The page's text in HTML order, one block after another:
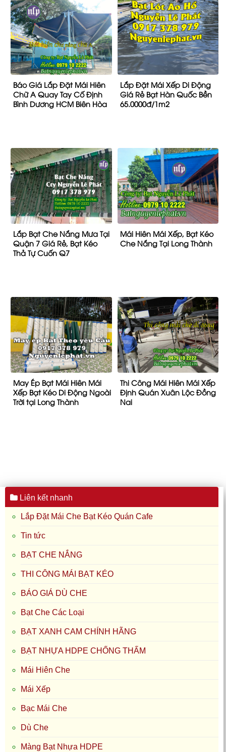
Báo Giá Lắp Đặt Mái Hiên
Chữ A Quay Tay Cố Định
Bình Dương HCM Biên Hòa
Lắp Đặt Mái Xếp Di Động
Giá Rẻ Bạt Hàn Quốc Bền
65.0000đ/1m2
Lắp Bạt Che Nắng Mưa Tại
Quận 7 Giá Rẻ, Bạt Kéo
Thả Tự Cuốn Q7
Mái Hiên Mái Xếp, Bạt Kéo
Che Nắng Tại Long Thành
May Ép Bạt Mái Hiên Mái
Xếp Bạt Kéo Di Động Ngoài
Trời tại Long Thành
Thi Công Mái Hiên Mái Xếp
Định Quán Xuân Lộc Đồng
Nai
Liên kết nhanh
Lắp Đặt Mái Che Bạt Kéo Quán Cafe
Tin tức
BẠT CHE NẮNG
THI CÔNG MÁI BẠT KÉO
BÁO GIÁ DÙ CHE
Bạt Che Các Loại
BẠT XANH CAM CHÍNH HÃNG
BẠT NHỰA HDPE CHỐNG THẤM
Mái Hiên Che
Mái Xếp
Bạc Mái Che
Dù Che
Màng Bạt Nhựa HDPE